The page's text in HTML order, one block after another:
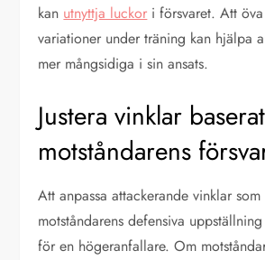
kan utnyttja luckor i försvaret. Att öva
variationer under träning kan hjälpa
mer mångsidiga i sin ansats.
Justera vinklar
motståndarens
Att anpassa attackerande vinklar som
motståndarens defensiva
för en högeranfallare. Om